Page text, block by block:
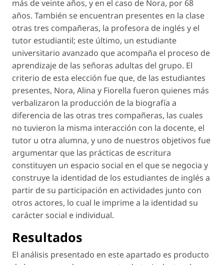
más de veinte años, y en el caso de Nora, por 68
años. También se encuentran presentes en la clase
otras tres compañeras, la profesora de inglés y el
tutor estudiantil; este último, un estudiante
universitario avanzado que acompaña el proceso de
aprendizaje de las señoras adultas del grupo. El
criterio de esta elección fue que, de las estudiantes
presentes, Nora, Alina y Fiorella fueron quienes más
verbalizaron la producción de la biografía a
diferencia de las otras tres compañeras, las cuales
no tuvieron la misma interacción con la docente, el
tutor u otra alumna, y uno de nuestros objetivos fue
argumentar que las prácticas de escritura
constituyen un espacio social en el que se negocia y
construye la identidad de los estudiantes de inglés a
partir de su participación en actividades junto con
otros actores, lo cual le imprime a la identidad su
carácter social e individual.
Resultados
El análisis presentado en este apartado es producto